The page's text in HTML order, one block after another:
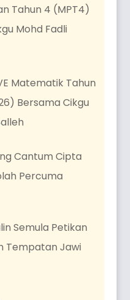
Tahun 4 (MPT4)
Mohd Fadli
Matematik Tahun
Bersama Cikgu
Cantum Cipta
Percuma
Semula Petikan
Tempatan Jawi